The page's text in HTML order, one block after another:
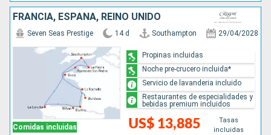
FRANCIA, ESPAÑA, REINO UNIDO
Comidas incluidas
Seven Seas Prestige 14 d Southampton 29/04/2028
US$ 13,885
Tasas
incluidas
Propinas incluidas
Noche pre-crucero incluida*
Servicio de lavanderia incluido
Restaurantes de especialidades y
bebidas premium incluidos